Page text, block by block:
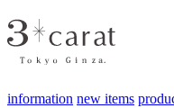
information new items